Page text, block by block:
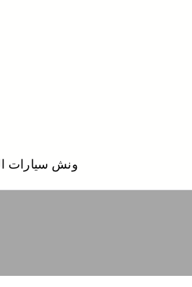
ونش سيارات